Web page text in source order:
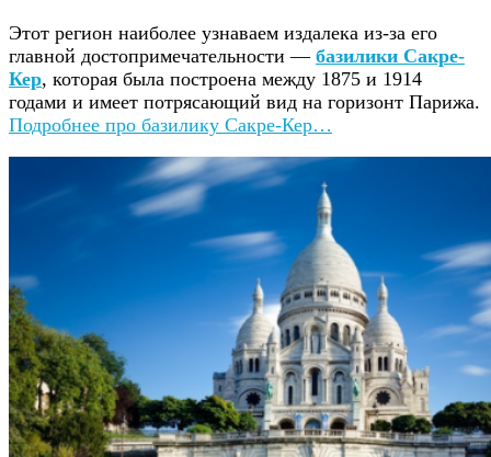
Этот регион наиболее узнаваем издалека из-за его
главной достопримечательности — базилики Сакре-
Кер, которая была построена между 1875 и 1914
годами и имеет потрясающий вид на горизонт Парижа.
Подробнее про базилику Сакре-Кер…